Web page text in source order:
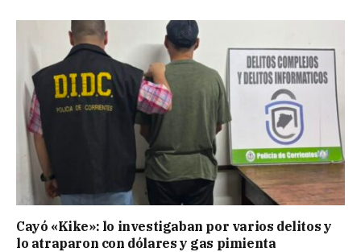
Cayó «Kike»: lo investigaban por varios delitos y
lo atraparon con dólares y gas pimienta